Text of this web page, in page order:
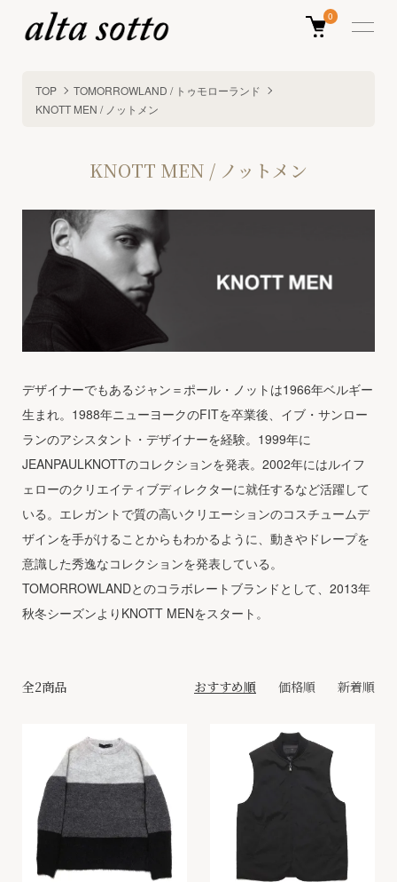
0
TOP
TOMORROWLAND / トゥモローランド
KNOTT MEN / ノットメン
KNOTT MEN / ノットメン
デザイナーでもあるジャン＝ポール・ノットは1966年ベルギー
生まれ。1988年ニューヨークのFITを卒業後、イブ・サンロー
ランのアシスタント・デザイナーを経験。1999年に
JEANPAULKNOTTのコレクションを発表。2002年にはルイフ
ェローのクリエイティブディレクターに就任するなど活躍して
いる。エレガントで質の高いクリエーションのコスチュームデ
ザインを手がけることからもわかるように、動きやドレープを
意識した秀逸なコレクションを発表している。
TOMORROWLANDとのコラボレートブランドとして、2013年
秋冬シーズンよりKNOTT MENをスタート。
全2商品 おすすめ順 価格順 新着順